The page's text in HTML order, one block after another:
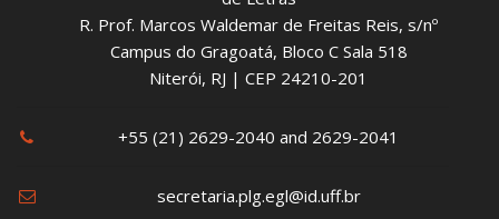
R. Prof. Marcos Waldemar de Freitas Reis, s/nº
Campus do Gragoatá, Bloco C Sala 518
Niterói, RJ | CEP 24210-201
+55 (21) 2629-2040 and 2629-2041
secretaria.plg.egl@id.uff.br